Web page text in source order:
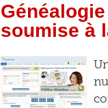
soumise à